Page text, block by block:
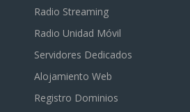
Radio Streaming
Radio Unidad Móvil
Servidores Dedicados
Alojamiento Web
Registro Dominios